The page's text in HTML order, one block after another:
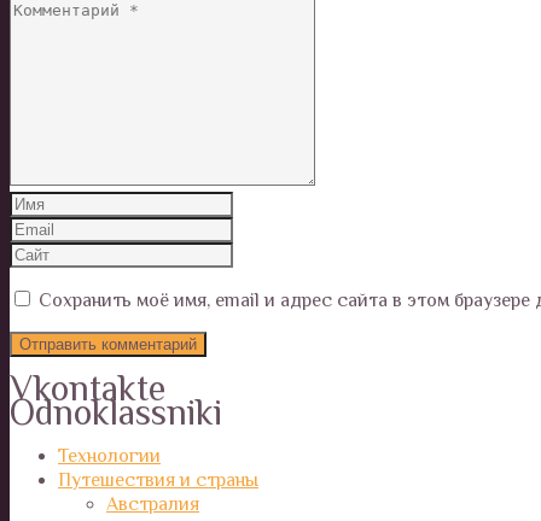
Сохранить моё имя, email и адрес сайта в этом
Vkontakte
Odnoklassniki
Технологии
Путешествия и страны
Австралия